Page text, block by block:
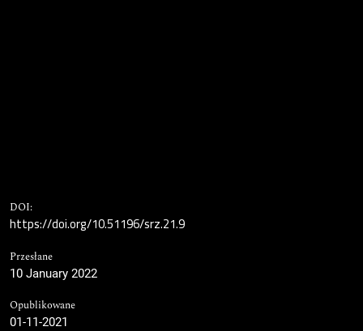
DOI:
https://doi.org/10.51196/srz.21.9
Przesłane
10 January 2022
Opublikowane
01-11-2021